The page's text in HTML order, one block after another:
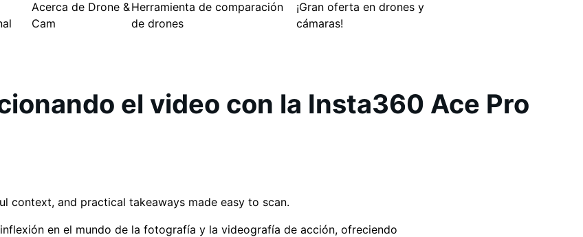
Acerca de Drone &
Cam
Herramienta de comparación
de drones
¡Gran oferta en drones y
cámaras!
el video con la Insta360 Ace Pro
context, and practical takeaways made easy to scan.
en el mundo de la fotografía y la videografía de acción, ofreciendo